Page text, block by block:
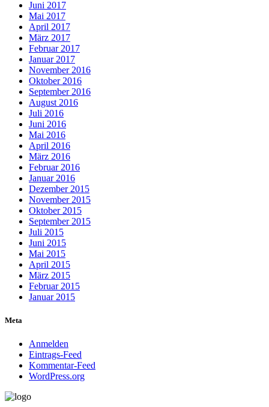
Juni 2017
Mai 2017
April 2017
März 2017
Februar 2017
Januar 2017
November 2016
Oktober 2016
September 2016
August 2016
Juli 2016
Juni 2016
Mai 2016
April 2016
März 2016
Februar 2016
Januar 2016
Dezember 2015
November 2015
Oktober 2015
September 2015
Juli 2015
Juni 2015
Mai 2015
April 2015
März 2015
Februar 2015
Januar 2015
Meta
Anmelden
Eintrags-Feed
Kommentar-Feed
WordPress.org